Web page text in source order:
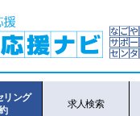
リング
求人検索